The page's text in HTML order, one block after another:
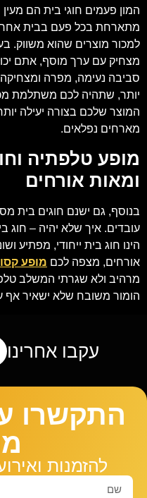
המון פעמים חוגי בית הם
מתארחת בכל פעם בבית אחר,
למכור מוצרים שהוא משווק.
מצחיק עם ערך מוסף, אתם
סביבה נעימה, מפרה
יותר, שתהיה לכם משתלמת
המוצר שלכם בצורה יעילה
מארחים נפלאים.
מופע טלפתיה
ומאות אורחים
בנוסף, גם ישנם חוגים בית
עובדים. איך שלא יהיה – חוג
הינו חוג בית ייחודי, מפתיע
אורחים, מצפה לכם מופע
מרהיב ולא שגרתי המשלב
הומור משובח שלא ישאיר אף
עקבו אחרינו
התקשרו
להזמנות ואירועים 077-